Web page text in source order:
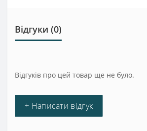
Відгуки (0)
Відгуків про цей товар ще не було.
+ Написати відгук